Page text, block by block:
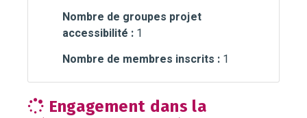
Nombre de groupes projet
accessibilité : 1
Nombre de membres inscrits : 1
Engagement dans la